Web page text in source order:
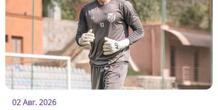
02 Авг. 2026